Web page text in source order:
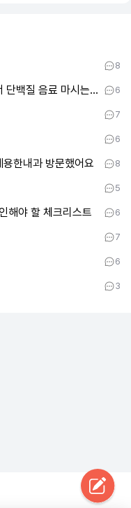
8
헬스장 밤샤워 끝내고 집에서 단백질 음료 마시는 중이요 6
7
6
한내과 방문했어요 8
5
해야 할 체크리스트 6
7
6
3